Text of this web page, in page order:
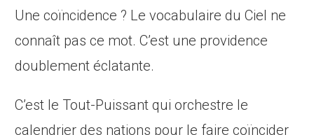
Une coïncidence ? Le vocabulaire du Ciel ne
connaît pas ce mot. C’est une providence
doublement éclatante.
C’est le Tout-Puissant qui orchestre le
calendrier des nations pour le faire coïncider